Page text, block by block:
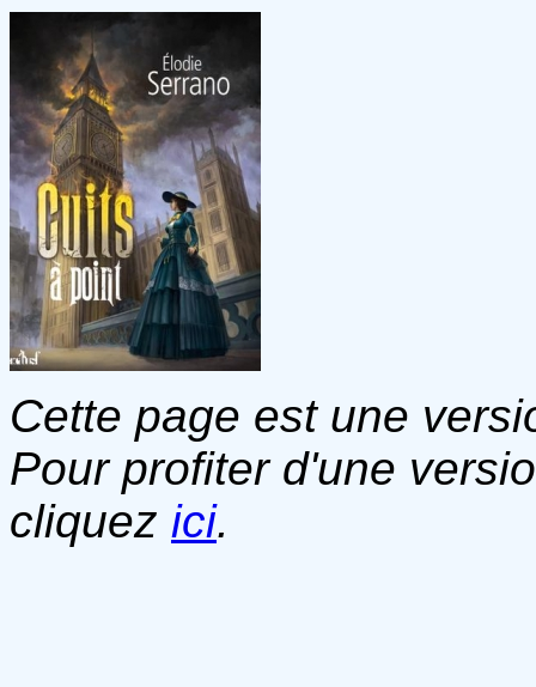
Cette page est une
Pour profiter d'une
cliquez ici.